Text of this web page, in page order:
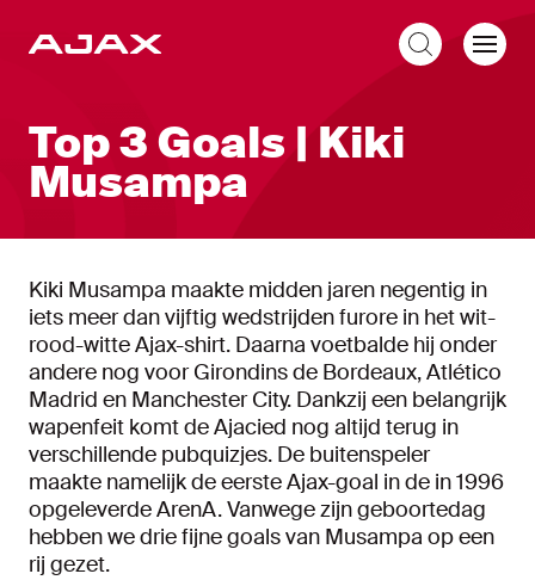
Top 3 Goals | Kiki
Musampa
Kiki Musampa maakte midden jaren negentig in
iets meer dan vijftig wedstrijden furore in het wit-
rood-witte Ajax-shirt. Daarna voetbalde hij onder
andere nog voor Girondins de Bordeaux, Atlético
Madrid en Manchester City. Dankzij een belangrijk
wapenfeit komt de Ajacied nog altijd terug in
verschillende pubquizjes. De buitenspeler
maakte namelijk de eerste Ajax-goal in de in 1996
opgeleverde ArenA. Vanwege zijn geboortedag
hebben we drie fijne goals van Musampa op een
rij gezet.